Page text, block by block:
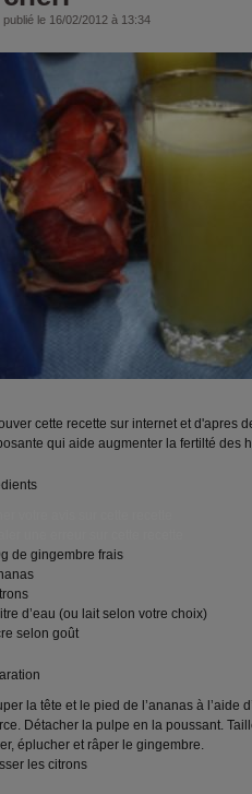
publié le 16/02/2012 à 13:34
cette recette sur internet et d'apres
qui aide augmenter la fertilté des
de gingembre frais
d’eau (ou lait selon votre choix)
selon goût
la tête et le pied de l’ananas à l’aide
Détacher la pulpe en la poussant.
éplucher et râper le gingembre.
les citrons